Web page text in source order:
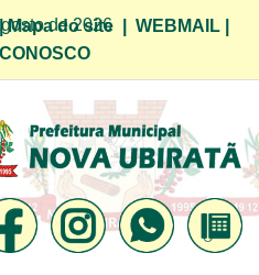
de 2026
Mapa do site WEBMAIL